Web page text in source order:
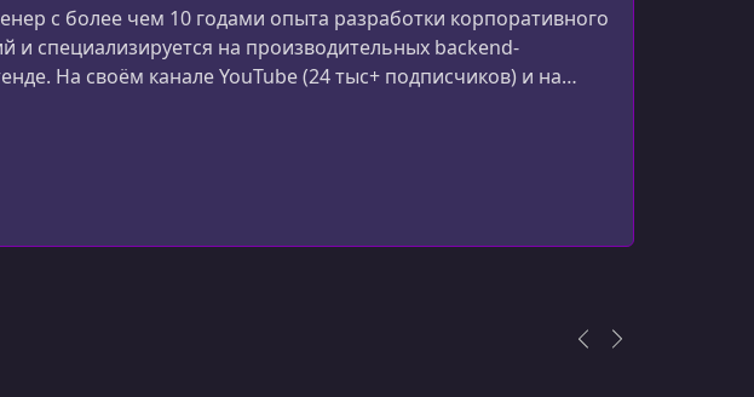
с более чем 10 годами опыта разработки корпоративного
и специализируется на производительных backend-
На своём канале YouTube (24 тыс+ подписчиков) и на
tRPC, Next.js и полной стек-разработке. На его сайте